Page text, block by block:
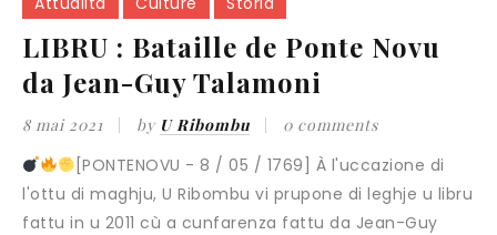
LIBRU : Bataille de Ponte Novu
da Jean-Guy Talamoni
8 mai 2021 by U Ribombu 0 comments
[PONTENOVU - 8 / 05 / 1769] À l'uccazione di
l'ottu di maghju, U Ribombu vi prupone di leghje u libru
fattu in u 2011 cù a cunfarenza fattu da Jean-Guy